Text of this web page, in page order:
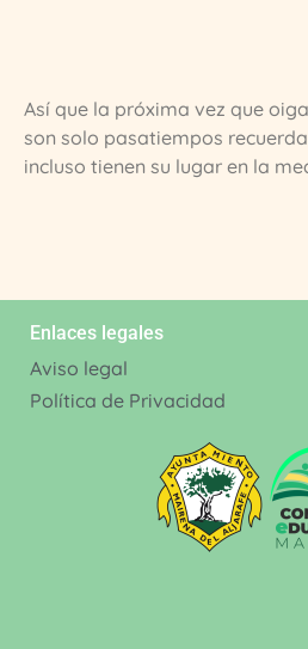
Así que la próxima vez que
son solo pasatiempos
incluso tienen su lugar en la
Enlaces legales
Aviso legal
Política de Privacidad